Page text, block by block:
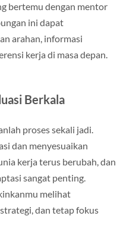
bertemu dengan mentor
ini dapat
arahan, informasi
kerja di masa depan.
Berkala
proses sekali jadi.
dan menyesuaikan
kerja terus berubah, dan
sangat penting.
melihat
dan tetap fokus